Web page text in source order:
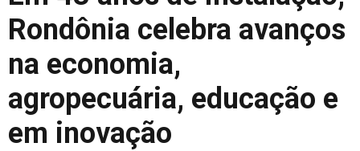
Rondônia celebra avanços
na economia,
agropecuária, educação e
em inovação